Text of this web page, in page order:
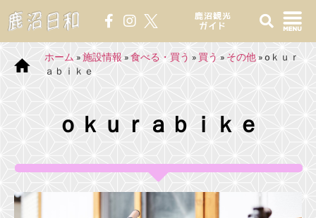
鹿沼観光
ガイド
ホーム »施設情報 »食べる・買う » 買う » その他»oｋｕｒ
ａｂｉｋｅ
ｏｋｕｒａｂｉｋｅ